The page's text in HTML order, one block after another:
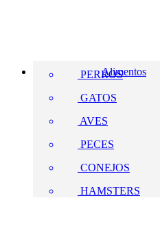
Alimentos
PERROS
GATOS
AVES
PECES
CONEJOS
HAMSTERS